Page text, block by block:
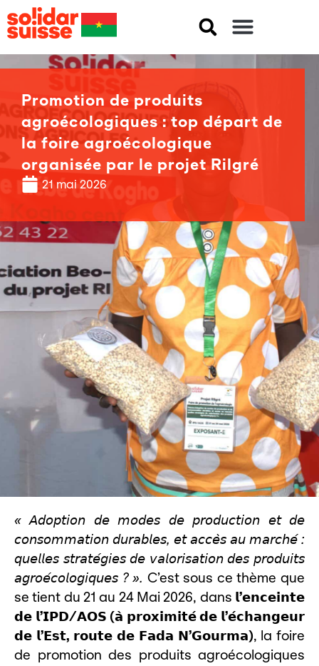
Promotion de produits
agroécologiques : top départ de
la foire agroécologique
organisée par le projet Rilgré
21 mai 2026
«𝘈𝘥𝘰𝘱𝘵𝘪𝘰𝘯 𝘥𝘦 𝘮𝘰𝘥𝘦𝘴 𝘥𝘦 𝘱𝘳𝘰𝘥𝘶𝘤𝘵𝘪𝘰𝘯 𝘦𝘵 𝘥𝘦
𝘤𝘰𝘯𝘴𝘰𝘮𝘮𝘢𝘵𝘪𝘰𝘯 𝘥𝘶𝘳𝘢𝘣𝘭𝘦𝘴, 𝘦𝘵 𝘢𝘤𝘤𝘦𝘴 𝘢𝘶 𝘮𝘢𝘳𝘤𝘩𝘦́ :
𝘲𝘶𝘦𝘭𝘭𝘦𝘴 𝘴𝘵𝘳𝘢𝘵𝘦𝘨𝘪𝘦𝘴 𝘥𝘦 𝘷𝘢𝘭𝘰𝘳𝘪𝘴𝘢𝘵𝘪𝘰𝘯 𝘥𝘦𝘴 𝘱𝘳𝘰𝘥𝘶𝘪𝘵𝘴
𝘢𝘨𝘳𝘰𝘦𝘤𝘰𝘭𝘰𝘨𝘪𝘲𝘶𝘦𝘴 ? ». C’est sous ce thème que
se tient du 21 au 24 Mai 2026, dans 𝗹’𝗲𝗻𝗰𝗲𝗶𝗻𝘁𝗲
𝗱𝗲 𝗹’𝗜𝗣𝗗/𝗔𝗢𝗦 (𝗮 𝗽𝗿𝗼𝘅𝗶𝗺𝗶𝘁𝗲́𝗱𝗲 𝗹’𝗲𝗰𝗵𝗮𝗻𝗴𝗲𝘂𝗿
𝗱𝗲 𝗹’𝗘𝘀𝘁, 𝗿𝗼𝘂𝘁𝗲 𝗱𝗲 𝗙𝗮𝗱𝗮 𝗡’𝗚𝗼𝘂𝗿𝗺𝗮), la foire
de promotion des produits agroécologiques